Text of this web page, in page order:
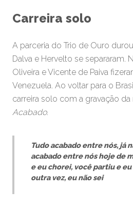
Carreira solo
A parceria do Trio de Ouro
Dalva e Hervelto se separaram.
Oliveira e Vicente de Paiva
Venezuela. Ao voltar para o
carreira solo com a gravação da
Acabado.
Tudo acabado entre nós, já
acabado entre nós hoje de
e eu chorei, você partiu e
outra vez, eu não sei